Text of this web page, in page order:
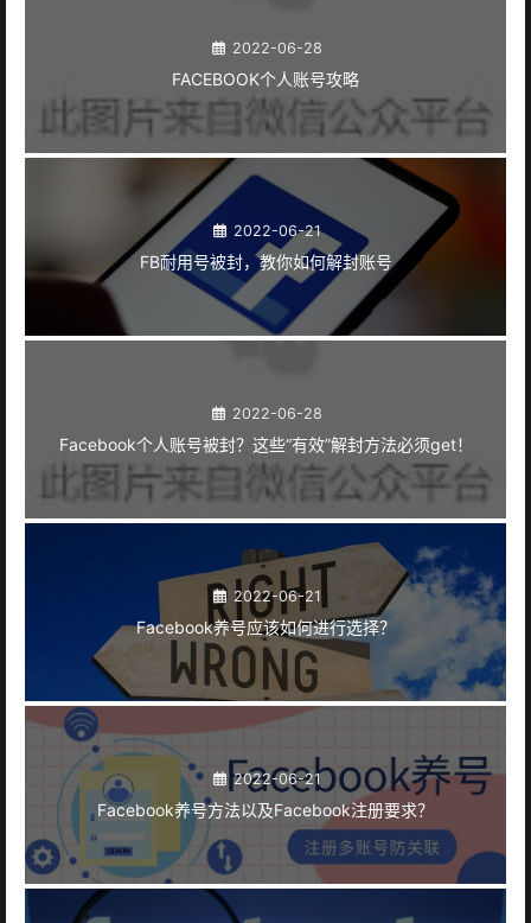
2022-06-28
FACEBOOK个人账号攻略
2022-06-21
FB耐用号被封，教你如何解封账号
2022-06-28
Facebook个人账号被封？这些“有效”解封方法必须get！
2022-06-21
Facebook养号应该如何进行选择？
2022-06-21
Facebook养号方法以及Facebook注册要求？